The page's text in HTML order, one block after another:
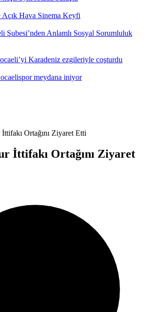
Açık Hava Sinema Keyfi
Şubesi’nden Anlamlı Sosyal Sorumluluk
Karadeniz ezgileriyle coşturdu
meydana iniyor
Ortağını Ziyaret Etti
İttifakı Ortağını Ziyaret